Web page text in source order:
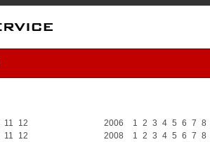
11 12 2006 1 2 3 4 5 6 7 8
11 12 2008 1 2 3 4 5 6 7 8